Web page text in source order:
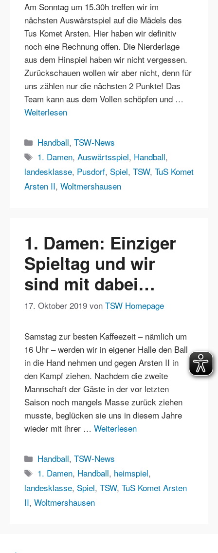
Am Sonntag um 15.30h treffen wir im
nächsten Auswärstspiel auf die Mädels des
Tus Komet Arsten. Hier haben wir definitiv
noch eine Rechnung offen. Die Nierderlage
aus dem Hinspiel haben wir nicht vergessen.
Zurückschauen wollen wir aber nicht, denn für
uns zählen nur die nächsten 2 Punkte! Das
Team kann aus dem Vollen schöpfen und …
Weiterlesen
Kategorien
Handball,TSW-News
Schlagwörter
1. Damen,Auswärtsspiel, Handball,
landesklasse, Pusdorf, Spiel, TSW, TuS Komet
Arsten II, Woltmershausen
1. Damen: Einziger
Spieltag und wir
sind mit dabei…
17. Oktober 2019 von TSW Homepage
Samstag zur besten Kaffeezeit – nämlich um
16 Uhr – werden wir in eigener Halle den Ball
in die Hand nehmen und gegen Arsten II in
den Kampf ziehen. Nachdem die zweite
Mannschaft der Gäste in der vor letzten
Saison noch mangels Masse zurück ziehen
musste, beglücken sie uns in diesem Jahre
wieder mit ihrer … Weiterlesen
Kategorien
Handball,TSW-News
Schlagwörter
1. Damen, Handball, heimspiel,
landesklasse, Spiel, TSW, TuS Komet Arsten
II, Woltmershausen